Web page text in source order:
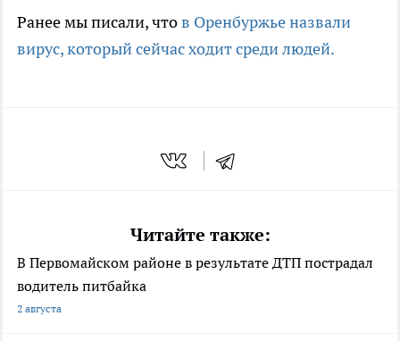
Ранее мы писали, чтов Оренбуржье назвали
вирус, который сейчас ходит среди людей.
Читайте также:
В Первомайском районе в результате ДТП пострадал
водитель питбайка
2 августа